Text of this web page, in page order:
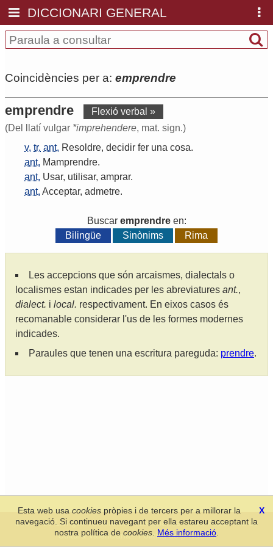
DICCIONARI GENERAL
Coincidències per a: emprendre
emprendre
Flexió verbal »
(Del llatí vulgar *imprehendere, mat. sign.)
v. tr. ant. Resoldre, decidir fer una cosa.
ant. Mamprendre.
ant. Usar, utilisar, amprar.
ant. Acceptar, admetre.
Buscar emprendreen:
Bilingüe
Sinònims Rima
Les accepcions que són arcaismes, dialectals o
localismes estan indicades per les abreviatures ant.,
dialect. i local. respectivament. En eixos casos és
recomanable considerar l'us de les formes modernes
indicades.
Paraules que tenen una escritura pareguda: prendre.
Secció de Llengua i Lliteratura Valencianes-Real Acadèmia de
Cultura Valenciana-Política de privacitat
X
Esta web usacookies pròpies i de tercers per a millorar la
navegació. Si continueu navegant per ella estareu acceptant la
nostra política de cookies Més informació